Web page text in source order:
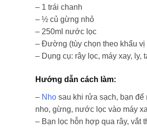
– 1 trái chanh
– ½ củ gừng nhỏ
– 250ml nước lọc
– Đường (tùy chọn theo khẩu
– Dụng cụ: rây lọc, máy xay, ly,
Hướng dẫn cách làm:
– Nho sau khi rửa sạch, bạn để
nho, gừng, nước lọc vào máy
– Bạn lọc hỗn hợp qua rây, vắt